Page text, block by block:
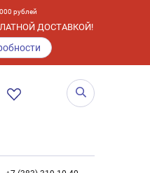
рублей
ДОСТАВКОЙ!